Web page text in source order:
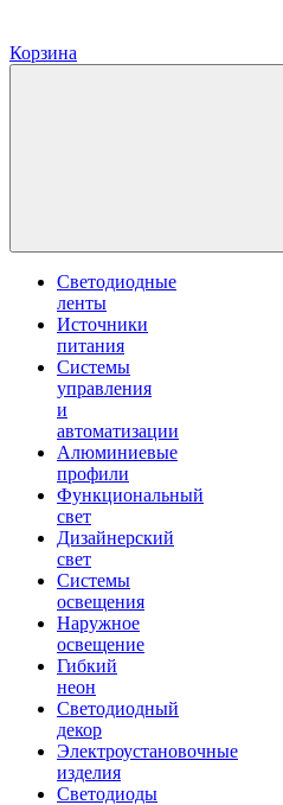
Корзина
Светодиодные
ленты
Источники
питания
Системы
управления
и
автоматизации
Алюминиевые
профили
Функциональный
свет
Дизайнерский
свет
Системы
освещения
Наружное
освещение
Гибкий
неон
Светодиодный
декор
Электроустановочные
изделия
Светодиоды